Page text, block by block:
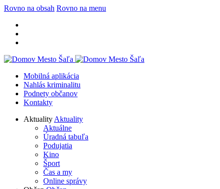
Rovno na obsah Rovno na menu
Mobilná aplikácia
Nahlás kriminalitu
Podnety občanov
Kontakty
Aktuality Aktuality
Aktuálne
Úradná tabuľa
Podujatia
Kino
Šport
Čas a my
Online správy